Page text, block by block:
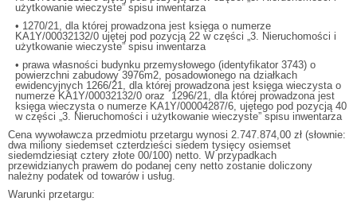
użytkowanie wieczyste” spisu inwentarza
• 1270/21, dla której prowadzona jest księga o numerze
KA1Y/00032132/0 ujętej pod pozycją 22 w części „3. Nieruchomości i
użytkowanie wieczyste” spisu inwentarza
• prawa własności budynku przemysłowego (identyfikator 3743) o
powierzchni zabudowy 3976m2, posadowionego na działkach
ewidencyjnych 1266/21, dla której prowadzona jest księga wieczysta o
numerze KA1Y/00032132/0 oraz 1296/21, dla której prowadzona jest
księga wieczysta o numerze KA1Y/00004287/6, ujętego pod pozycją 40
w części „3. Nieruchomości i użytkowanie wieczyste” spisu inwentarza
Cena wywoławcza przedmiotu przetargu wynosi 2.747.874,00 zł (słownie:
dwa miliony siedemset czterdzieści siedem tysięcy osiemset
siedemdziesiąt cztery złote 00/100) netto. W przypadkach
przewidzianych prawem do podanej ceny netto zostanie doliczony
należny podatek od towarów i usług.
Warunki przetargu: